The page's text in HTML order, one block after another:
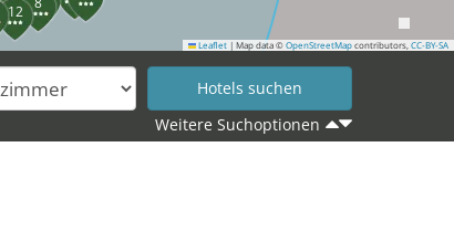
12
Leaflet | Map data © OpenStreetMap contributors, CC-BY-SA
Weitere Suchoptionen